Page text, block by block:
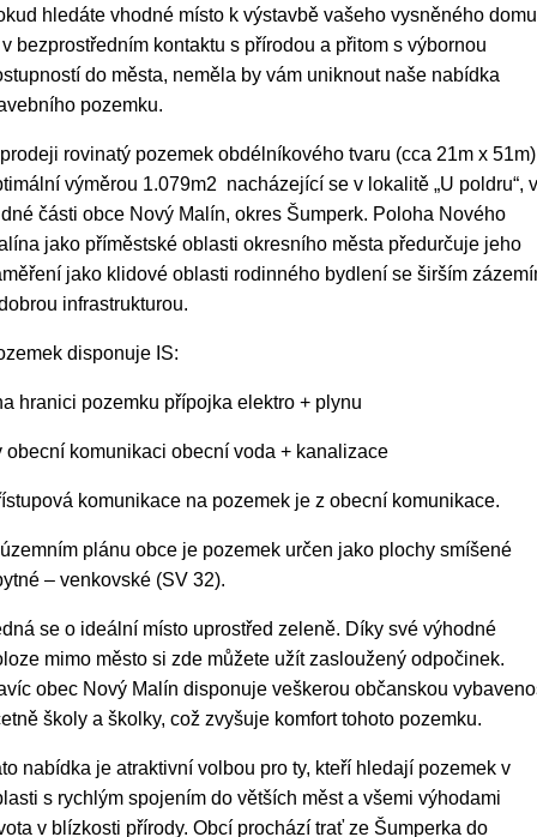
hledáte vhodné místo k výstavbě vašeho vysněného
bezprostředním kontaktu s přírodou a přitom s výbornou
do města, neměla by vám uniknout naše nabídka
pozemku.
rovinatý pozemek obdélníkového tvaru (cca 21m x
výměrou 1.079m2 nacházející se v lokalitě „U poldru“, v
části obce Nový Malín, okres Šumperk. Poloha Nového
jako příměstské oblasti okresního města předurčuje jeho
jako klidové oblasti rodinného bydlení se širším
infrastrukturou.
disponuje IS:
hranici pozemku přípojka elektro + plynu
obecní komunikaci obecní voda + kanalizace
komunikace na pozemek je z obecní komunikace.
plánu obce je pozemek určen jako plochy smíšené
– venkovské (SV 32).
se o ideální místo uprostřed zeleně. Díky své výhodné
mimo město si zde můžete užít zasloužený odpočinek.
obec Nový Malín disponuje veškerou občanskou
školy a školky, což zvyšuje komfort tohoto pozemku.
nabídka je atraktivní volbou pro ty, kteří hledají pozemek v
s rychlým spojením do větších měst a všemi výhodami
v blízkosti přírody. Obcí prochází trať ze Šumperka do